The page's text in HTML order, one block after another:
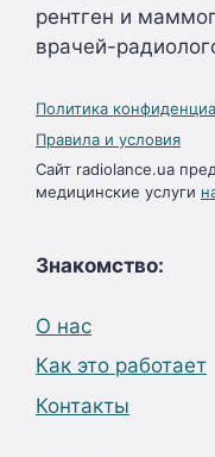
рентген и
врачей-
Политика
Правила и условия
Сайт radiolance.ua
медицинские услуги
Знакомство:
О нас
Как это работает
Контакты